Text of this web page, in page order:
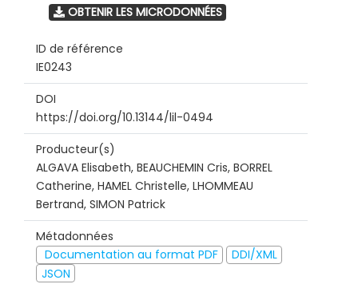
OBTENIR LES MICRODONNÉES
ID de référence
IE0243
DOI
https://doi.org/10.13144/lil-0494
Producteur(s)
ALGAVA Elisabeth, BEAUCHEMIN Cris, BORREL
Catherine, HAMEL Christelle, LHOMMEAU
Bertrand, SIMON Patrick
Métadonnées
Documentation au format PDF
DDI/XML
JSON